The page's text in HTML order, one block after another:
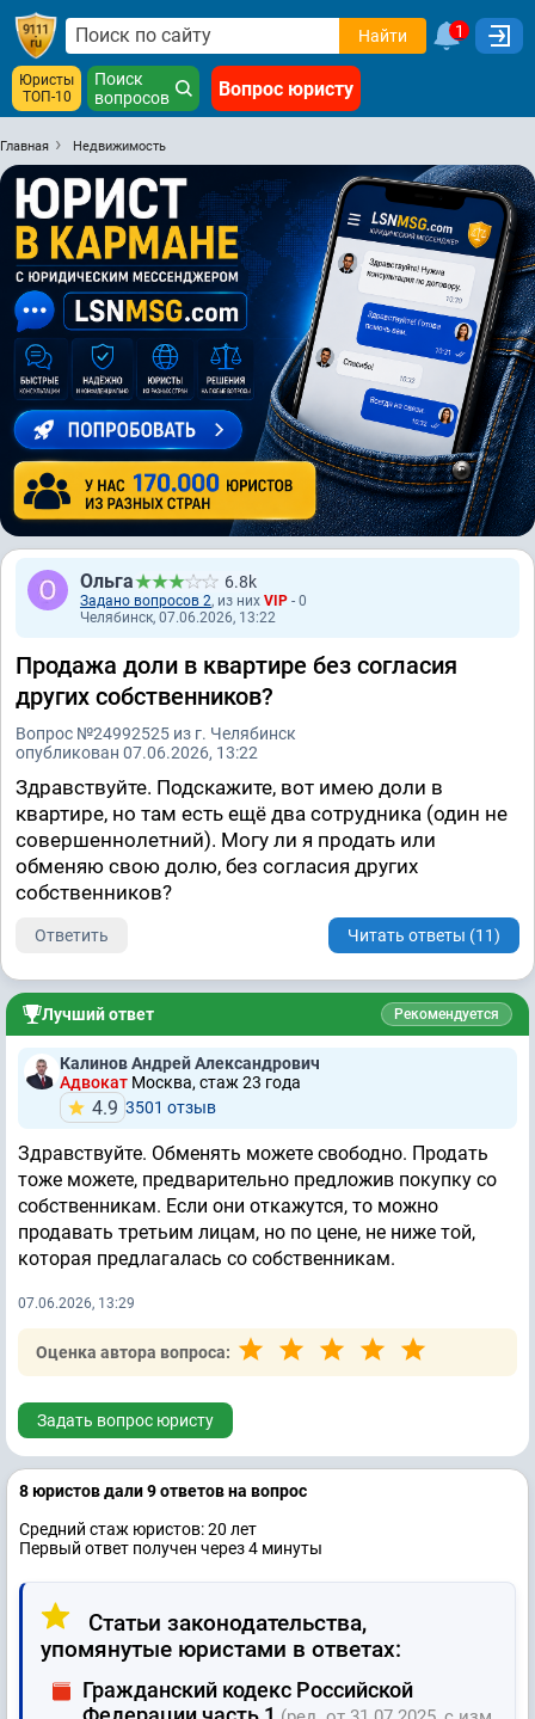
Найти 1
Юристы
ТОП-10
Поиск
вопросов
Вопрос юристу
Главная Недвижимость
Ольга 6.8k
Задано вопросов 2, из них VIP - 0
Челябинск, 07.06.2026, 13:22
Продажа доли в квартире без согласия
других собственников?
Вопрос №24992525 из г. Челябинск
опубликован 07.06.2026, 13:22
Здравствуйте. Подскажите, вот имею доли в
квартире, но там есть ещё два сотрудника (один не
совершеннолетний). Могу ли я продать или
обменяю свою долю, без согласия других
собственников?
Ответить Читать ответы (11)
Лучший ответ Рекомендуется
Калинов Андрей Александрович
Адвокат Москва, стаж 23 годa
4.9 3501 отзыв
Здравствуйте. Обменять можете свободно. Продать
тоже можете, предварительно предложив покупку со
собственникам. Если они откажутся, то можно
продавать третьим лицам, но по цене, не ниже той,
которая предлагалась со собственникам.
07.06.2026, 13:29
Оценка автора вопроса:
Задать вопрос юристу
8 юристов дали 9 ответов на вопрос
Средний стаж юристов: 20 лет
Первый ответ получен через 4 минуты
Статьи законодательства,
упомянутые юристами в ответах:
Гражданский кодекс Российской